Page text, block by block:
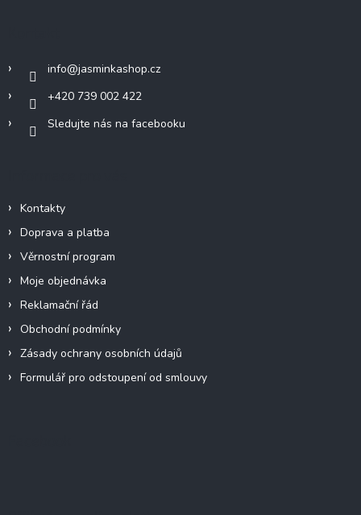
info@jasminkashop.cz
+420 739 002 422
Sledujte nás na facebooku
Kontakty
Doprava a platba
Věrnostní program
Moje objednávka
Reklamační řád
Obchodní podmínky
Zásady ochrany osobních údajů
Formulář pro odstoupení od smlouvy